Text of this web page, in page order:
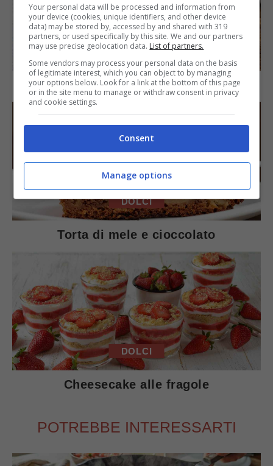
SECONDI PIATTI
Arista di maiale al latte
DOLCI
Torta di mele e cioccolato
DOLCI
Cheesecake alle fragole
POTREBBE INTERESSARTI
Your personal data will be processed and information from
your device (cookies, unique identifiers, and other device
data) may be stored by, accessed by and shared with 319
partners, or used specifically by this site. We and our partners
may use precise geolocation data. List of partners.
Some vendors may process your personal data on the basis
of legitimate interest, which you can object to by managing
your options below. Look for a link at the bottom of this page
or in the site menu to manage or withdraw consent in privacy
and cookie settings.
Consent
Manage options